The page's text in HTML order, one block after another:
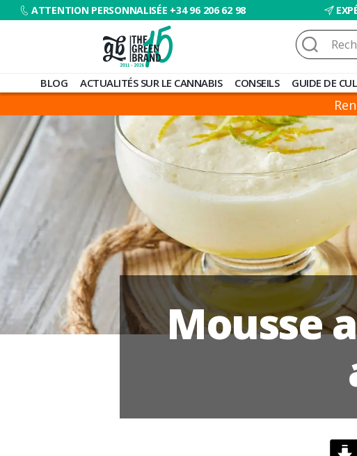
ATTENTION PERSONNALISÉE +34 96 206 62 98
Blog
de
Barato
Rechercher
BLOG ACTUALITÉS SUR LE CANNABIS CONSEILS GUIDE DE
Mousse